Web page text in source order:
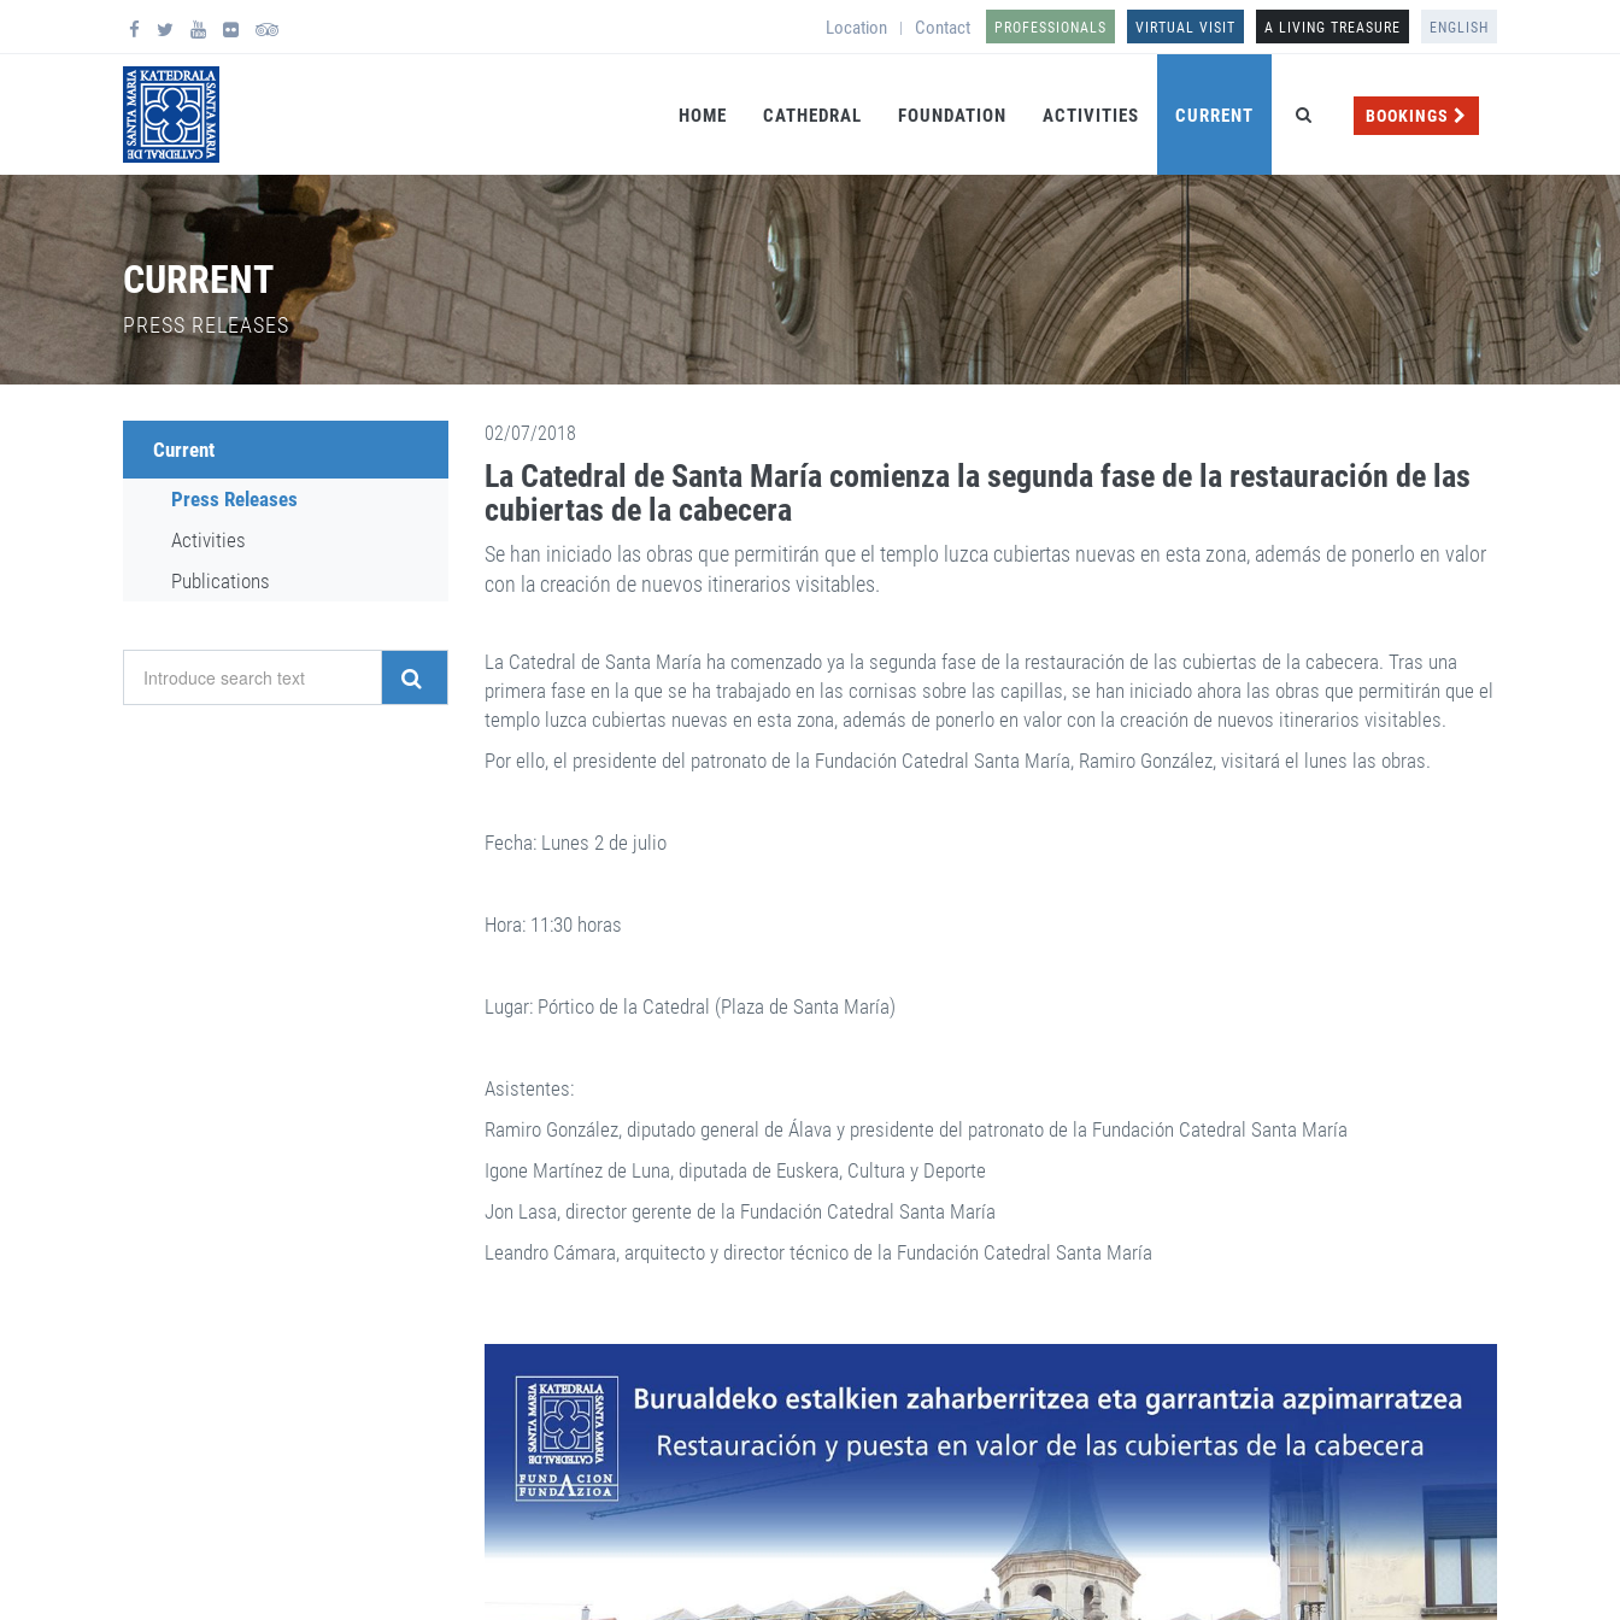
Location | Contact PROFESSIONALS VIRTUAL VISIT A LIVING TREASURE ENGLISH
HOME CATHEDRAL FOUNDATION ACTIVITIES CURRENT BOOKINGS
CURRENT
PRESS RELEASES
Current
Press Releases
Activities
Publications
02/07/2018
La Catedral de Santa María comienza la segunda fase de la restauración de las
cubiertas de la cabecera
Se han iniciado las obras que permitirán que el templo luzca cubiertas nuevas en esta zona, además de ponerlo en valor
con la creación de nuevos itinerarios visitables.
La Catedral de Santa María ha comenzado ya la segunda fase de la restauración de las cubiertas de la cabecera. Tras una
primera fase en la que se ha trabajado en las cornisas sobre las capillas, se han iniciado ahora las obras que permitirán que el
templo luzca cubiertas nuevas en esta zona, además de ponerlo en valor con la creación de nuevos itinerarios visitables.
Por ello, el presidente del patronato de la Fundación Catedral Santa María, Ramiro González, visitará el lunes las obras.
Fecha: Lunes 2 de julio
Hora: 11:30 horas
Lugar: Pórtico de la Catedral (Plaza de Santa María)
Asistentes:
Ramiro González, diputado general de Álava y presidente del patronato de la Fundación Catedral Santa María
Igone Martínez de Luna, diputada de Euskera, Cultura y Deporte
Jon Lasa, director gerente de la Fundación Catedral Santa María
Leandro Cámara, arquitecto y director técnico de la Fundación Catedral Santa María